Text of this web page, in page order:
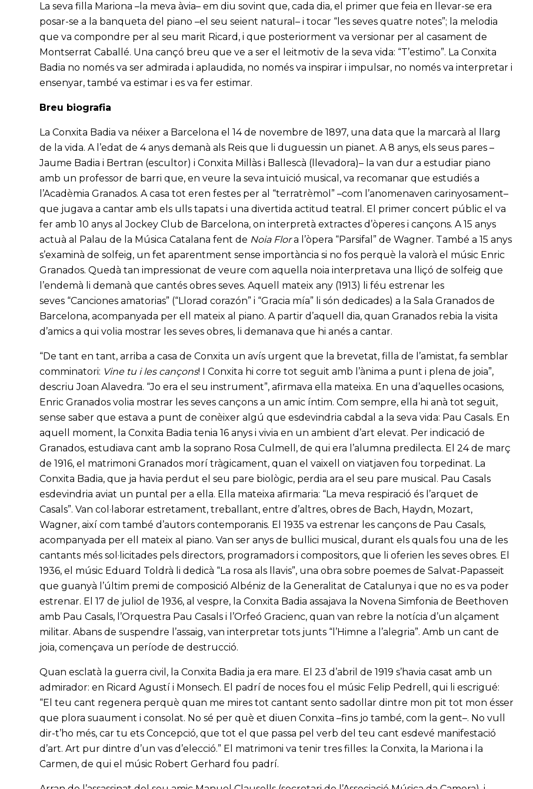
La seva filla Mariona –la meva àvia– em diu sovint que, cada dia, el primer que feia en llevar-se era
posar-se a la banqueta del piano –el seu seient natural– i tocar “les seves quatre notes”; la melodia
que va compondre per al seu marit Ricard, i que posteriorment va versionar per al casament de
Montserrat Caballé. Una cançó breu que ve a ser el leitmotiv de la seva vida: “T’estimo”. La Conxita
Badia no només va ser admirada i aplaudida, no només va inspirar i impulsar, no només va interpretar i
ensenyar, també va estimar i es va fer estimar.
Breu biografia
La Conxita Badia va néixer a Barcelona el 14 de novembre de 1897, una data que la marcarà al llarg
de la vida. A l’edat de 4 anys demanà als Reis que li duguessin un pianet. A 8 anys, els seus pares –
Jaume Badia i Bertran (escultor) i Conxita Millàs i Ballescà (llevadora)– la van dur a estudiar piano
amb un professor de barri que, en veure la seva intuïció musical, va recomanar que estudiés a
l’Acadèmia Granados. A casa tot eren festes per al “terratrèmol” –com l’anomenaven carinyosament–
que jugava a cantar amb els ulls tapats i una divertida actitud teatral. El primer concert públic el va
fer amb 10 anys al Jockey Club de Barcelona, on interpretà extractes d’òperes i cançons. A 15 anys
actuà al Palau de la Música Catalana fent de Noia Flora l’òpera “Parsifal” de Wagner. També a 15 anys
s’examinà de solfeig, un fet aparentment sense importància si no fos perquè la valorà el músic Enric
Granados. Quedà tan impressionat de veure com aquella noia interpretava una lliçó de solfeig que
l’endemà li demanà que cantés obres seves. Aquell mateix any (1913) li féu estrenar les
seves “Canciones amatorias” (“Llorad corazón” i “Gracia mía” li són dedicades) a la Sala Granados de
Barcelona, acompanyada per ell mateix al piano. A partir d’aquell dia, quan Granados rebia la visita
d’amics a qui volia mostrar les seves obres, li demanava que hi anés a cantar.
“De tant en tant, arriba a casa de Conxita un avís urgent que la brevetat, filla de l’amistat, fa semblar
comminatori: Vine tu i les cançons! I Conxita hi corre tot seguit amb l’ànima a punt i plena de joia”,
descriu Joan Alavedra. “Jo era el seu instrument”, afirmava ella mateixa. En una d’aquelles ocasions,
Enric Granados volia mostrar les seves cançons a un amic íntim. Com sempre, ella hi anà tot seguit,
sense saber que estava a punt de conèixer algú que esdevindria cabdal a la seva vida: Pau Casals. En
aquell moment, la Conxita Badia tenia 16 anys i vivia en un ambient d’art elevat. Per indicació de
Granados, estudiava cant amb la soprano Rosa Culmell, de qui era l’alumna predilecta. El 24 de març
de 1916, el matrimoni Granados morí tràgicament, quan el vaixell on viatjaven fou torpedinat. La
Conxita Badia, que ja havia perdut el seu pare biològic, perdia ara el seu pare musical. Pau Casals
esdevindria aviat un puntal per a ella. Ella mateixa afirmaria: “La meva respiració és l’arquet de
Casals”. Van col·laborar estretament, treballant, entre d’altres, obres de Bach, Haydn, Mozart,
Wagner, així com també d’autors contemporanis. El 1935 va estrenar les cançons de Pau Casals,
acompanyada per ell mateix al piano. Van ser anys de bullici musical, durant els quals fou una de les
cantants més sol·licitades pels directors, programadors i compositors, que li oferien les seves obres. El
1936, el músic Eduard Toldrà li dedicà “La rosa als llavis”, una obra sobre poemes de Salvat-Papasseit
que guanyà l’últim premi de composició Albéniz de la Generalitat de Catalunya i que no es va poder
estrenar. El 17 de juliol de 1936, al vespre, la Conxita Badia assajava la Novena Simfonia de Beethoven
amb Pau Casals, l’Orquestra Pau Casals i l’Orfeó Gracienc, quan van rebre la notícia d’un alçament
militar. Abans de suspendre l’assaig, van interpretar tots junts “l’Himne a l’alegria”. Amb un cant de
joia, començava un període de destrucció.
Quan esclatà la guerra civil, la Conxita Badia ja era mare. El 23 d’abril de 1919 s’havia casat amb un
admirador: en Ricard Agustí i Monsech. El padrí de noces fou el músic Felip Pedrell, qui li escrigué:
“El teu cant regenera perquè quan me mires tot cantant sento sadollar dintre mon pit tot mon ésser
que plora suaument i consolat. No sé per què et diuen Conxita –fins jo també, com la gent–. No vull
dir-t’ho més, car tu ets Concepció, que tot el que passa pel verb del teu cant esdevé manifestació
d’art. Art pur dintre d’un vas d’elecció.” El matrimoni va tenir tres filles: la Conxita, la Mariona i la
Carmen, de qui el músic Robert Gerhard fou padrí.